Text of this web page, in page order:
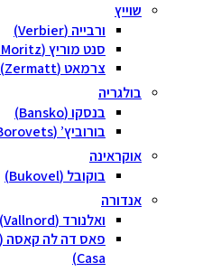
שוייץ
ורבייה (Verbier)
סנט מוריץ (St. Moritz)
צרמאט (Zermatt)
בולגריה
בנסקו (Bansko)
בורוביץ’ (Borovets)
אוקראינה
בוקובל (Bukovel)
אנדורה
ואלנורד (Vallnord)
Casa)